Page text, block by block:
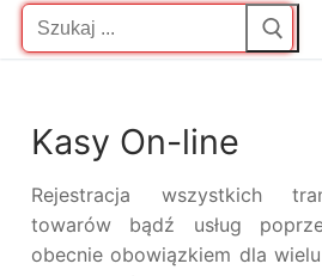
Kasy On-line
Rejestracja wszystkich
towarów bądź usług
obecnie obowiązkiem dla